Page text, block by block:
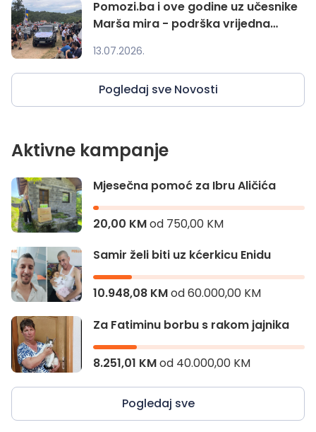
Pomozi.ba i ove godine uz učesnike
Marša mira - podrška vrijedna
13.07.2026.
Pogledaj sve Novosti
Aktivne kampanje
Mjesečna pomoć za Ibru Aličića
20,00 KMod 750,00 KM
Samir želi biti uz kćerkicu Enidu
10.948,08 KMod60.000,00 KM
Za Fatiminu borbu s rakom jajnika
8.251,01 KMod 40.000,00 KM
Pogledaj sve